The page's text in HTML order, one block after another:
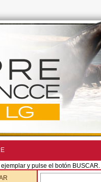
y pulse el botón BUSCAR.